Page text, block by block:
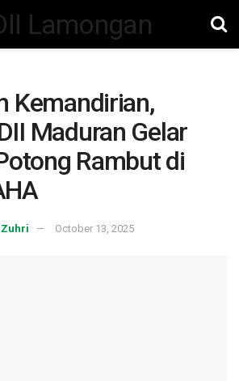
Kemandirian,
Maduran Gelar
Rambut di
Zuhri October 13, 2025